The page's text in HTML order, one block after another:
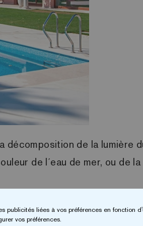
de la lumière
de l´eau de mer, ou de
couleur de notre piscine
liées à vos préférences en fonction
vos préférences.